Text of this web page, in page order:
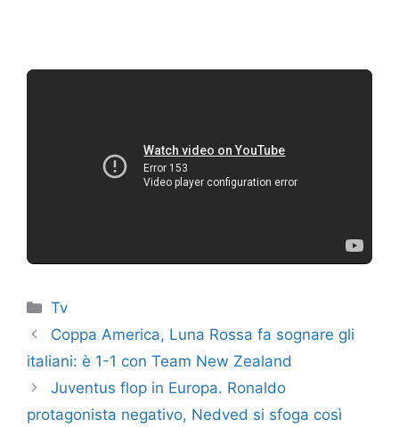
Categorie
Tv
Coppa America, Luna Rossa fa sognare gli
italiani: è 1-1 con Team New Zealand
Juventus flop in Europa. Ronaldo
protagonista negativo, Nedved si sfoga così